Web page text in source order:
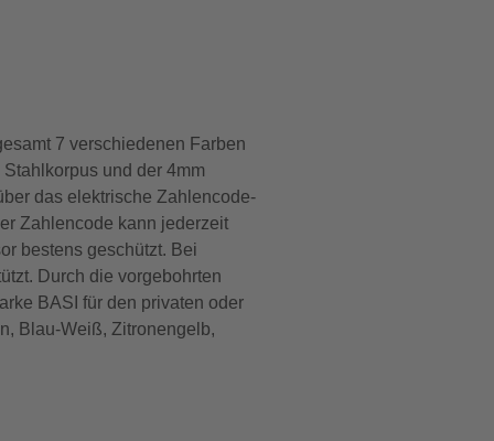
7 verschiedenen Farben
und der 4mm
das elektrische Zahlencode-
Zahlencode kann jederzeit
bestens geschützt. Bei
Durch die vorgebohrten
BASI für den privaten oder
Blau-Weiß, Zitronengelb,